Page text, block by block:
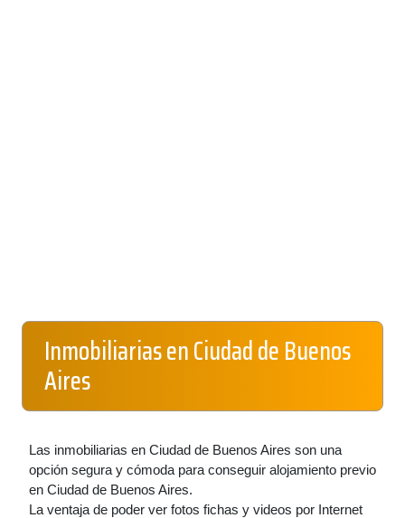
Inmobiliarias en Ciudad de Buenos
Aires
Las inmobiliarias en Ciudad de Buenos Aires son una
opción segura y cómoda para conseguir alojamiento previo
en Ciudad de Buenos Aires.
La ventaja de poder ver fotos fichas y videos por Internet